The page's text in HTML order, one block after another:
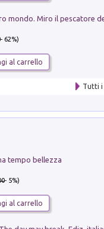
- 62%)
al carrello
Tutti i
tempo bellezza
- 5%)
al carrello